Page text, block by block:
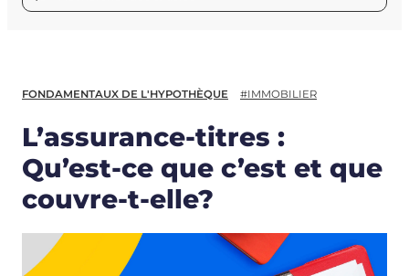
FONDAMENTAUX DE L'HYPOTHÈQUE #IMMOBILIER
L’assurance-titres :
Qu’est-ce que c’est et que
couvre-t-elle?